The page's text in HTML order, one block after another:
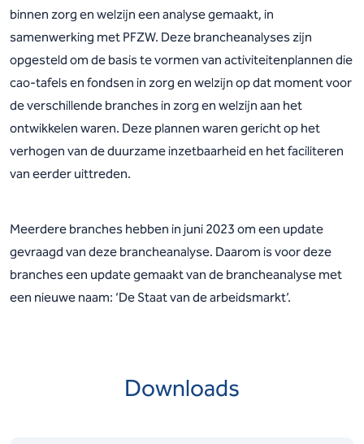
binnen zorg en welzijn een analyse gemaakt, in
samenwerking met PFZW. Deze brancheanalyses zijn
opgesteld om de basis te vormen van activiteitenplannen die
cao-tafels en fondsen in zorg en welzijn op dat moment voor
de verschillende branches in zorg en welzijn aan het
ontwikkelen waren. Deze plannen waren gericht op het
verhogen van de duurzame inzetbaarheid en het faciliteren
van eerder uittreden.
Meerdere branches hebben in juni 2023 om een update
gevraagd van deze brancheanalyse. Daarom is voor deze
branches een update gemaakt van de brancheanalyse met
een nieuwe naam: ‘De Staat van de arbeidsmarkt’.
Downloads